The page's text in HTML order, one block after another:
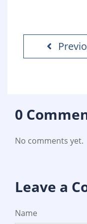
0
No comments yet.
Leave a
Name